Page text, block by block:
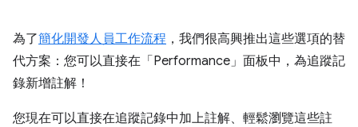
為了簡化開發人員工作流程 ，我們很高興推出這些選項的替
代方案：您可以直接在「Performance」 面板中，為追蹤記
錄新增註解！
您現在可以直接在追蹤記錄中加上註解、輕鬆瀏覽這些註